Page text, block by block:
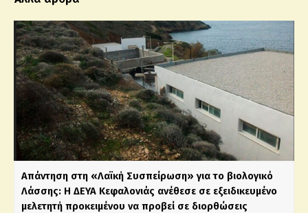
Απάντηση στη «Λαϊκή Συσπείρωση» για το βιολογικό
Λάσσης: Η ΔΕΥΑ Κεφαλονιάς ανέθεσε σε εξειδικευμένο
μελετητή προκειμένου να προβεί σε διορθώσεις